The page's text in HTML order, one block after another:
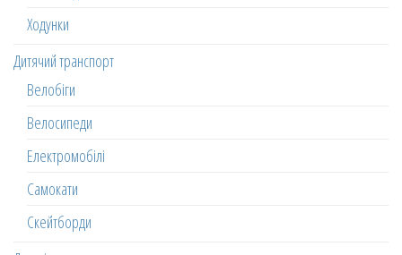
Ходунки
Дитячий транспорт
Велобіги
Велосипеди
Електромобілі
Самокати
Скейтборди